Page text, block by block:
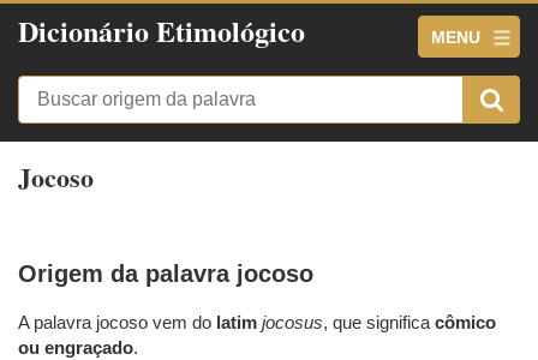
Dicionário Etimológico MENU
Jocoso
Origem da palavra jocoso
A palavra jocoso vem do latim jocosus, que significa cômico
ou engraçado.